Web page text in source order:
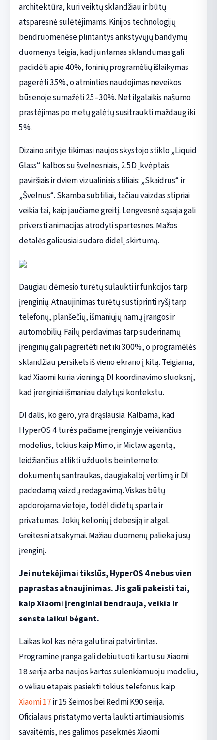
architektūra, kuri veiktų sklandžiau ir būtų
atsparesnė sulėtėjimams. Kinijos technologijų
bendruomenėse plintantys ankstyvųjų bandymų
duomenys teigia, kad juntamas sklandumas gali
padidėti apie 40%, foninių programėlių išlaikymas
pagerėti 35%, o atminties naudojimas neveikos
būsenoje sumažėti 25–30%. Net ilgalaikis našumo
prastėjimas po metų galėtų susitraukti maždaug iki
5%.
Dizaino srityje tikimasi naujos skystojo stiklo „Liquid
Glass“ kalbos su švelnesniais, 2.5D įkvėptais
paviršiais ir dviem vizualiniais stiliais: „Skaidrus“ ir
„Švelnus“. Skamba subtiliai, tačiau vaizdas stipriai
veikia tai, kaip jaučiame greitį. Lengvesnė sąsaja gali
priversti animacijas atrodyti spartesnes. Mažos
detalės galiausiai sudaro didelį skirtumą.
Daugiau dėmesio turėtų sulaukti ir funkcijos tarp
įrenginių. Atnaujinimas turėtų sustiprinti ryšį tarp
telefonų, planšečių, išmaniųjų namų įrangos ir
automobilių. Failų perdavimas tarp suderinamų
įrenginių gali pagreitėti net iki 300%, o programėlės
sklandžiau persikels iš vieno ekrano į kitą. Teigiama,
kad Xiaomi kuria vieningą DI koordinavimo sluoksnį,
kad įrenginiai išmaniau dalytųsi kontekstu.
DI dalis, ko gero, yra drąsiausia. Kalbama, kad
HyperOS 4 turės pačiame įrenginyje veikiančius
modelius, tokius kaip Mimo, ir Miclaw agentą,
leidžiančius atlikti užduotis be interneto:
dokumentų santraukas, daugiakalbį vertimą ir DI
padedamą vaizdų redagavimą. Viskas būtų
apdorojama vietoje, todėl didėtų sparta ir
privatumas. Jokių kelionių į debesiją ir atgal.
Greitesni atsakymai. Mažiau duomenų palieka jūsų
įrenginį.
Jei nutekėjimai tikslūs, HyperOS 4 nebus vien
paprastas atnaujinimas. Jis gali pakeisti tai,
kaip Xiaomi įrenginiai bendrauja, veikia ir
sensta laikui bėgant.
Laikas kol kas nėra galutinai patvirtintas.
Programinė įranga gali debiutuoti kartu su Xiaomi
18 serija arba naujos kartos sulenkiamuoju modeliu,
o vėliau etapais pasiekti tokius telefonus kaip
Xiaomi 17ir 15 šeimos bei Redmi K90 serija.
Oficialaus pristatymo verta laukti artimiausiomis
savaitėmis, nes galimos pasekmės Xiaomi